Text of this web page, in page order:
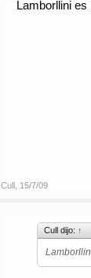
Lamborllini
Cull 15/7/09
Cull dijo: ↑